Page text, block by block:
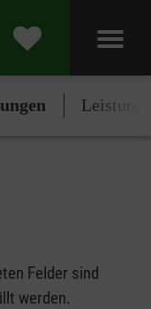
Felder sind
werden.